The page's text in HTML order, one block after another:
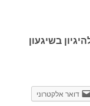
בשיגעון
דואר אלקטרוני